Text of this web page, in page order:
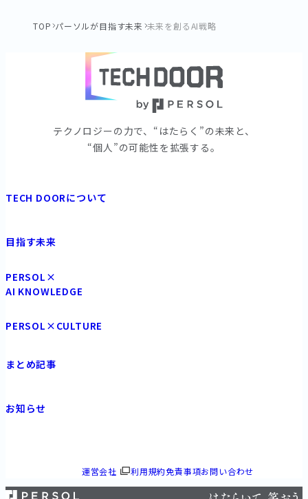
TOP パーソルが目指す未来 未来を創るAI戦略
テクノロジーの⼒で、“はたらく”の未来と、
“個⼈”の可能性を拡張する。
TECH DOORについて
目指す未来
PERSOL×
AI KNOWLEDGE
PERSOL×CULTURE
まとめ記事
お知らせ
運営会社 利用規約免責事項お問い合わせ